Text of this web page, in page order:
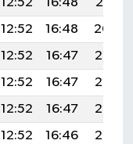
12:52 16:48
20:10
12:52 16:48
20:09
12:52 16:47
20:08
12:52 16:47
20:07
12:52 16:47
20:06
12:52 16:46
20:05